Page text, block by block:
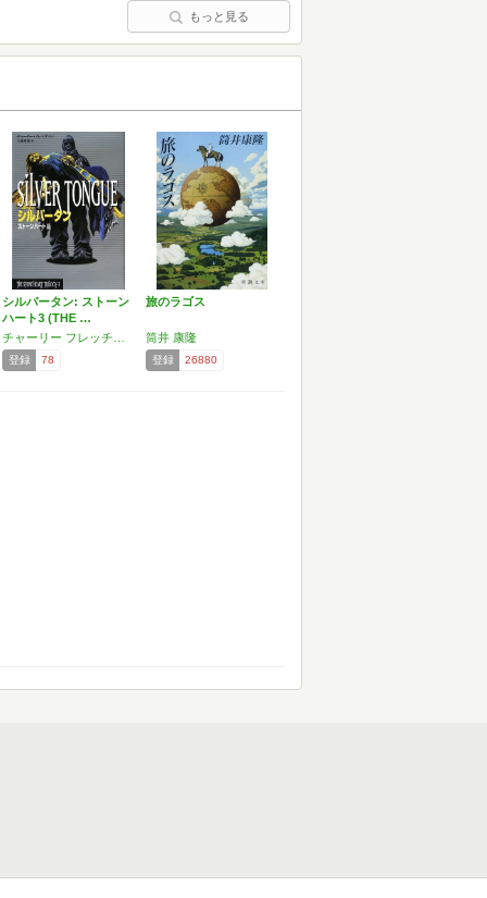
もっと見る
シルバータン: ストーン
ハート3 (THE …
登録 78
旅のラゴス
筒井 康隆
登録 26880